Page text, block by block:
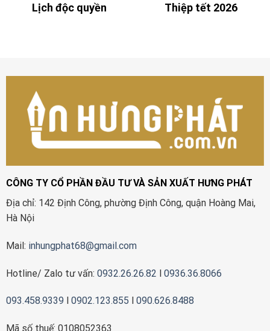
Lịch độc quyền Thiệp tết 2026
CÔNG TY CỔ PHẦN ĐẦU TƯ VÀ SẢN XUẤT HƯNG PHÁT
Địa chỉ: 142 Định Công, phường Định Công, quận Hoàng Mai,
Hà Nội
Mail: inhungphat68@gmail.com
Hotline/ Zalo tư vấn: 0932.26.26.82 l 0936.36.8066
093.458.9339 0902.123.855 090.626.8488
Mã số thuế: 0108052363